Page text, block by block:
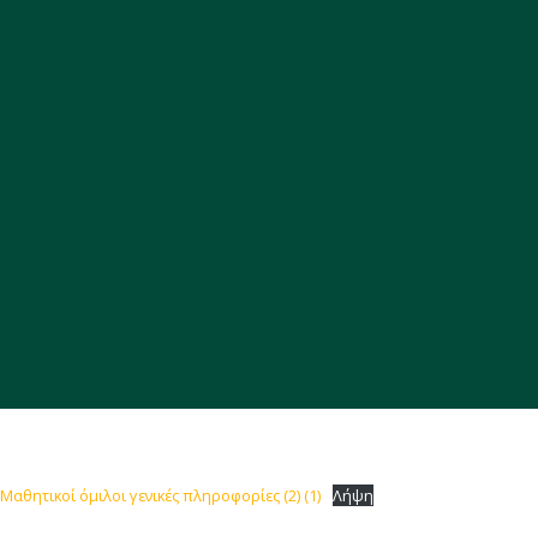
Μαθητικοί όμιλοι γενικές πληροφορίες (2) (1) Λήψη